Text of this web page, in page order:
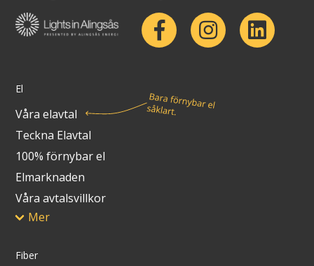
El
Våra elavtal
Teckna Elavtal
100% förnybar el
Elmarknaden
Våra avtalsvillkor
Mer
Fiber